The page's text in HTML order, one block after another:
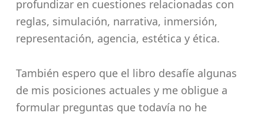
profundizar en cuestiones relacionadas con
reglas, simulación, narrativa, inmersión,
representación, agencia, estética y ética.
También espero que el libro desafíe algunas
de mis posiciones actuales y me obligue a
formular preguntas que todavía no he